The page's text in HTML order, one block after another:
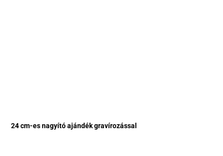
24 cm-es nagyító ajándék gravírozással